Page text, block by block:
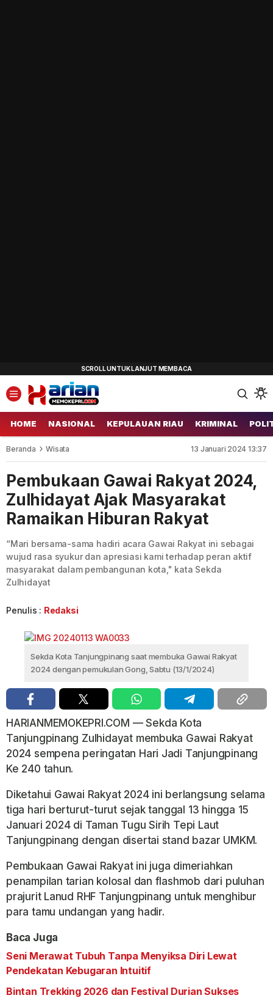
HOME NASIONAL KEPULAUAN RIAU KRIMINAL
Beranda Wisata 13 Januari 2024 13:37
Pembukaan Gawai Rakyat 2024,
Zulhidayat Ajak Masyarakat
Ramaikan Hiburan Rakyat
“Mari bersama-sama hadiri acara Gawai Rakyat ini sebagai
wujud rasa syukur dan apresiasi kami terhadap peran aktif
masyarakat dalam pembangunan kota," kata Sekda
Zulhidayat
Penulis : Redaksi
Sekda Kota Tanjungpinang saat membuka Gawai Rakyat
2024 dengan pemukulan Gong, Sabtu (13/1/2024)
HARIANMEMOKEPRI.COM — Sekda Kota
Tanjungpinang Zulhidayat membuka Gawai Rakyat
2024 sempena peringatan Hari Jadi Tanjungpinang
Ke 240 tahun.
Diketahui Gawai Rakyat 2024 ini berlangsung selama
tiga hari berturut-turut sejak tanggal 13 hingga 15
Januari 2024 di Taman Tugu Sirih Tepi Laut
Tanjungpinang dengan disertai stand bazar UMKM.
Pembukaan Gawai Rakyat ini juga dimeriahkan
penampilan tarian kolosal dan flashmob dari puluhan
prajurit Lanud RHF Tanjungpinang untuk menghibur
para tamu undangan yang hadir.
Baca Juga
Seni Merawat Tubuh Tanpa Menyiksa Diri Lewat
Pendekatan Kebugaran Intuitif
Bintan Trekking 2026 dan Festival Durian Sukses